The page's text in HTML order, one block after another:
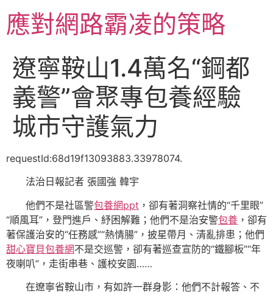
主應對網路霸凌的策略
遼寧鞍山1.4萬名“鋼都
義警”會聚專包養經驗
城市守護氣力
requestId:68d19f13093883.33978074.
法治日報記者 張國強 韓宇
他們不是社區警包養網ppt ，卻有著洞察社情的“千里眼”
“順風耳”，登門進戶、紓困解難；他們不是治安警包養 ，卻有
著保護治安的“任務感”“熱情腸”，披星帶月、清亂排患；他們
甜心寶貝包養網不是交巡警，卻有著巡查宣防的“鐵腳板”“年
夜喇叭”，走街串巷、護校安園……
在遼寧省鞍山市，有如許一群身影：他們不計報答、不